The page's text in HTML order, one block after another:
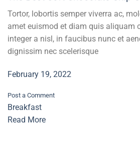
Tortor, lobortis semper viverra ac,
amet euismod et diam quis aliquam
integer a nisl, in faucibus nunc et
dignissim nec scelerisque
February 19, 2022
Post a Comment
Breakfast
Read More